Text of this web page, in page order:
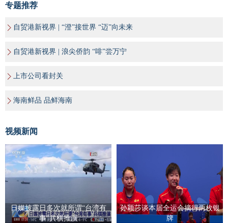
专题推荐
自贸港新视界 | “澄”接世界 “迈”向未来
自贸港新视界 | 浪尖侨韵 “啡”尝万宁
上市公司看封关
海南鲜品 品鲜海南
视频新闻
日媒披露日多次就所谓“台湾有
事”兵棋推演
孙颖莎谈本届全运会摘得两枚银
牌